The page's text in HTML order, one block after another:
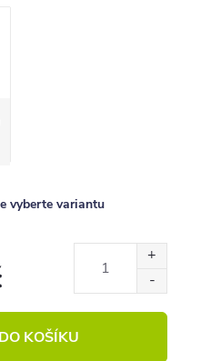
vyberte variantu
KOŠÍKU